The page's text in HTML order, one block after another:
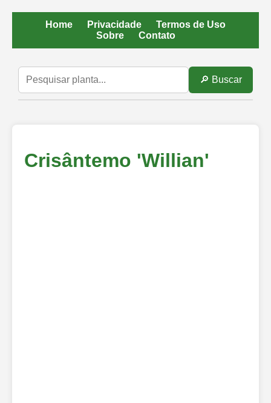
Home Privacidade
Termos de Uso
Sobre
Contato
🔎 Buscar
Crisântemo 'Willian'